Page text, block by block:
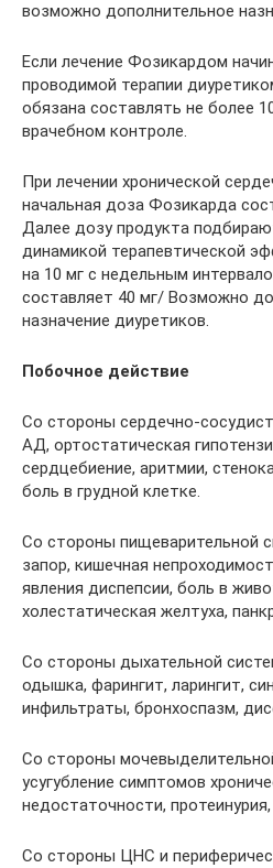
возможно дополнительное
Если лечение Фозикардом
проводимой терапии
обязана составлять не более
врачебном контроле.
При лечении хронической
начальная доза Фозикарда
Далее дозу продукта
динамикой терапевтической
на 10 мг с недельным
составляет 40 мг/ Возможно
назначение диуретиков.
Побочное действие
Со стороны сердечно-
АД, ортостатическая
сердцебиение, аритмии,
боль в грудной клетке.
Со стороны пищеварительной
запор, кишечная
явления диспепсии, боль в
холестатическая желтуха,
Со стороны дыхательной
одышка, фарингит, ларингит,
инфильтраты, бронхоспазм,
Со стороны
усугубление симптомов
недостаточности, протеинурия,
Со стороны ЦНС и